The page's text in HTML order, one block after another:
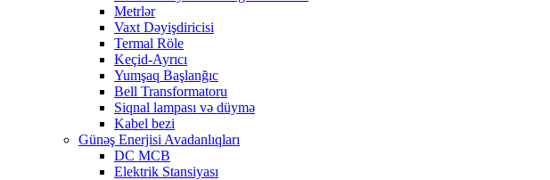
Metrlər
Vaxt Dəyişdiricisi
Termal Röle
Keçid-Ayrıcı
Yumşaq Başlanğıc
Bell Transformatoru
Siqnal lampası və düymə
Kabel bezi
Günəş Enerjisi Avadanlıqları
DC MCB
Elektrik Stansiyası